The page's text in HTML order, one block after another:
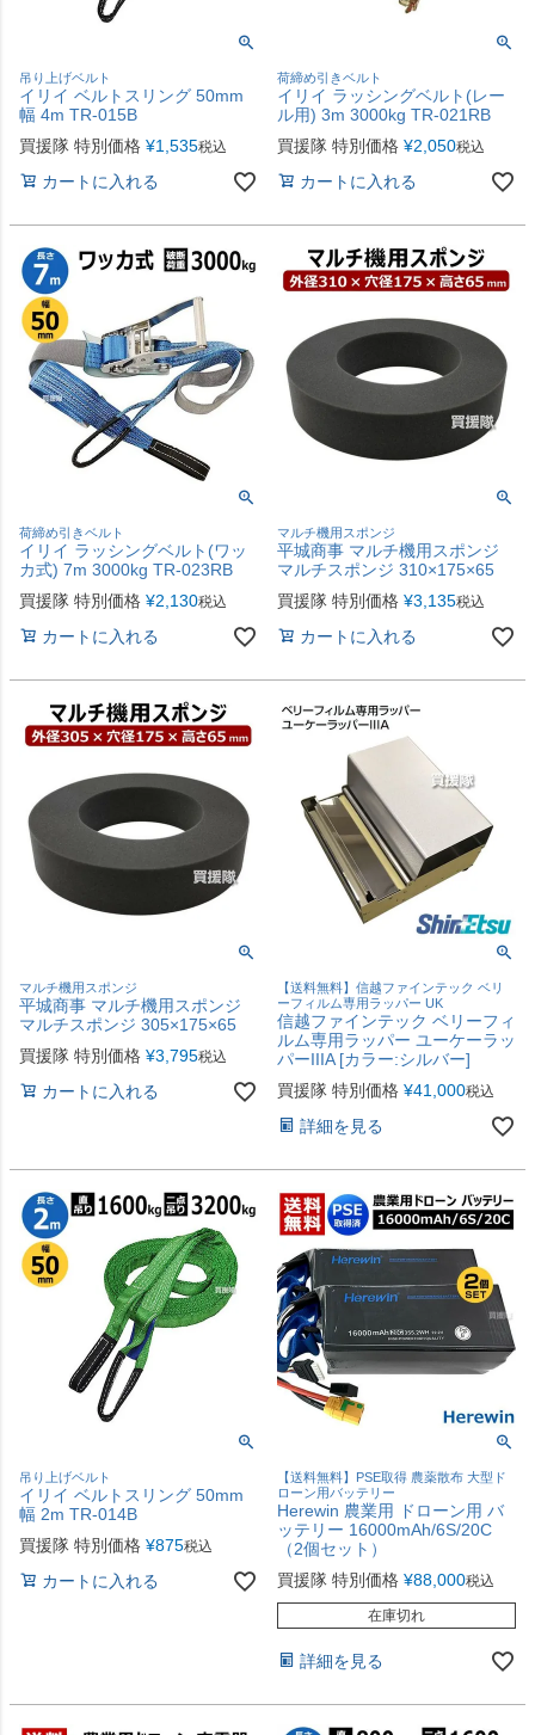
吊り上げベルト
イリイ ベルトスリング 50mm
幅 4m TR-015B
買援隊 特別価格 ¥1,535税込
カートに入れる
荷締め引きベルト
イリイ ラッシングベルト(レー
ル用) 3m 3000kg TR-021RB
買援隊 特別価格 ¥2,050税込
カートに入れる
荷締め引きベルト
イリイ ラッシングベルト(ワッ
カ式) 7m 3000kg TR-023RB
買援隊 特別価格 ¥2,130税込
カートに入れる
マルチ機用スポンジ
平城商事 マルチ機用スポンジ
マルチスポンジ 310×175×65
買援隊 特別価格 ¥3,135税込
カートに入れる
マルチ機用スポンジ
平城商事 マルチ機用スポンジ
マルチスポンジ 305×175×65
買援隊 特別価格 ¥3,795税込
カートに入れる
【送料無料】信越ファインテック ベリ
ーフィルム専用ラッパー UK
信越ファインテック ベリーフィ
ルム専用ラッパー ユーケーラッ
パーIIIA [カラー:シルバー]
買援隊 特別価格 ¥41,000税込
詳細を見る
吊り上げベルト
イリイ ベルトスリング 50mm
幅 2m TR-014B
買援隊 特別価格 ¥875税込
カートに入れる
【送料無料】PSE取得 農薬散布 大型ド
ローン用バッテリー
Herewin 農業用 ドローン用 バ
ッテリー 16000mAh/6S/20C
（2個セット）
買援隊 特別価格 ¥88,000税込
在庫切れ
詳細を見る